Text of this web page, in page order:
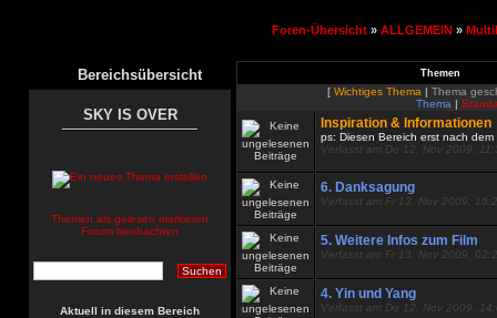
Foren-Übersicht» ALLGEMEIN»
Bereichsübersicht
SKY IS OVER
Themen als gelesen markieren
Forum beobachten
Aktuell in diesem Bereich
Themen
[ Wichtiges Thema | Thema
Thema |
Inspiration & Informationen
ps: Diesen Bereich erst nach dem
Verfasst am Do 12. Nov 2009,
6. Danksagung
Verfasst am Fr 13. Nov 2009,
5. Weitere Infos zum Film
Verfasst am Fr 13. Nov 2009,
4. Yin und Yang
Verfasst am Do 12. Nov 2009,